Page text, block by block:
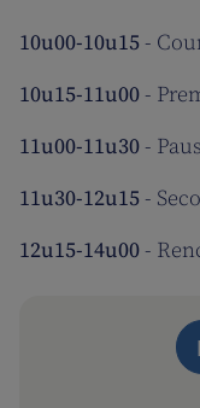
10u00-10u15-
10u15-11u00-
11u00-11u30-
11u30-12u15-
12u15-14u00-